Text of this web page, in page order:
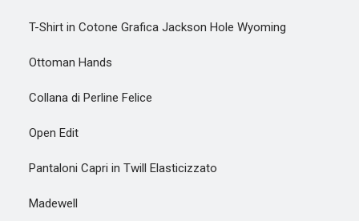
T-Shirt in Cotone Grafica Jackson Hole Wyoming
Ottoman Hands
Collana di Perline Felice
Open Edit
Pantaloni Capri in Twill Elasticizzato
Madewell